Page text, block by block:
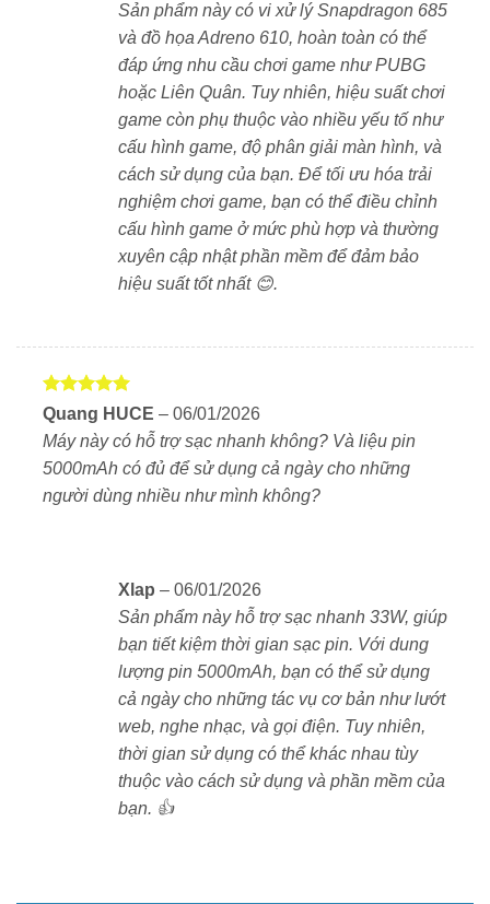
Sản phẩm này có vi xử lý Snapdragon 685
và đồ họa Adreno 610, hoàn toàn có thể
đáp ứng nhu cầu chơi game như PUBG
hoặc Liên Quân. Tuy nhiên, hiệu suất chơi
game còn phụ thuộc vào nhiều yếu tố như
cấu hình game, độ phân giải màn hình, và
cách sử dụng của bạn. Để tối ưu hóa trải
nghiệm chơi game, bạn có thể điều chỉnh
cấu hình game ở mức phù hợp và thường
xuyên cập nhật phần mềm để đảm bảo
hiệu suất tốt nhất 😊.
Được xếp
hạng
55
sao
Quang HUCE – 06/01/2026
Máy này có hỗ trợ sạc nhanh không? Và liệu pin
5000mAh có đủ để sử dụng cả ngày cho những
người dùng nhiều như mình không?
Xlap – 06/01/2026
Sản phẩm này hỗ trợ sạc nhanh 33W, giúp
bạn tiết kiệm thời gian sạc pin. Với dung
lượng pin 5000mAh, bạn có thể sử dụng
cả ngày cho những tác vụ cơ bản như lướt
web, nghe nhạc, và gọi điện. Tuy nhiên,
thời gian sử dụng có thể khác nhau tùy
thuộc vào cách sử dụng và phần mềm của
bạn. 👍